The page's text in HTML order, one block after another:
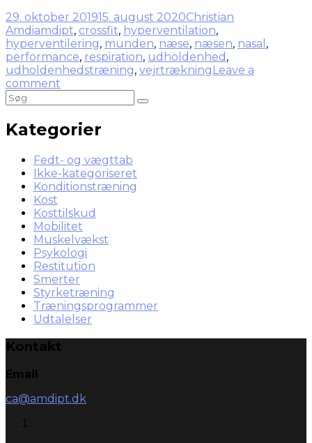
29. oktober 201915. august 2020Christian
Amdiamdipt, crossfit, hyperventilation,
hyperventilering, munden, næse, næsen, nasal ,
performance, respiration, udholdenhed ,
udholdenhedstræning, vejrtrækningLeave a
comment
Kategorier
Fedt- og vægttab
Ikke-kategoriseret
Konditionstræning
Kost
Kosttilskud
Mobilitet
Muskelvækst
Psykologi
Restitution
Smerter
Styrketræning
Træningsprogrammer
Udtalelser
Kontakt
Email
ca@amdipt.dk